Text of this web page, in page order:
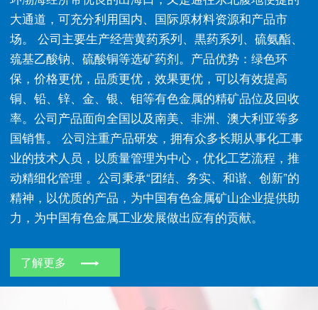
大通道，可充分利用国内、国际原材料资源和产品市
场。 公司主要生产经营黄药系列、黒药系列、硫氨酯、
巯基乙酸钠、硫酸铜等选矿药剂。产品优势：绿色环
保，价格更优，品质更优，效果更优，可以有效提高
铜、铅、锌、金、银、钼等有色金属的精矿品位及回收
率。公司产品面向全国以及南美、非洲、澳大利亚等多
国销售。 公司注重产品研发，拥有众多长期从事化工事
业的技术人员，以质量管理为中心，优化工艺流程，推
动精细化管理 。公司秉承“团结、务实、和谐、创新”的
精神，以优质的产品，为中国有色金属矿山企业提供助
力，为中国有色金属工业发展做出应有的贡献。
了解更多